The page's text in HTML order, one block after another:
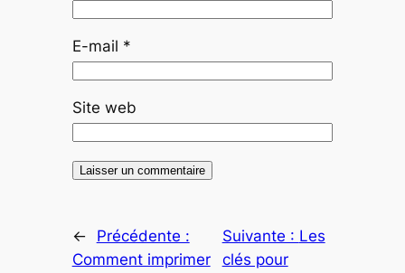
E-mail *
Site web
←
Précédente :
Comment imprimer
Suivante : Les
clés pour